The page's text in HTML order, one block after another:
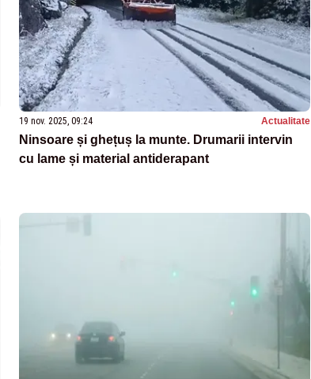
19 nov. 2025, 09:24 Actualitate
Ninsoare și ghețuș la munte. Drumarii intervin
cu lame și material antiderapant